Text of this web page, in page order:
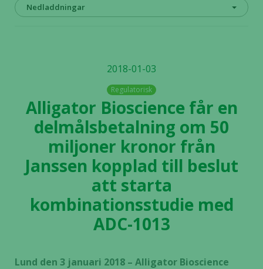
Nedladdningar
2018-01-03
Regulatorisk
Alligator Bioscience får en
delmålsbetalning om 50
miljoner kronor från
Janssen kopplad till beslut
att starta
kombinationsstudie med
ADC-1013
Lund den 3 januari 2018 – Alligator Bioscience